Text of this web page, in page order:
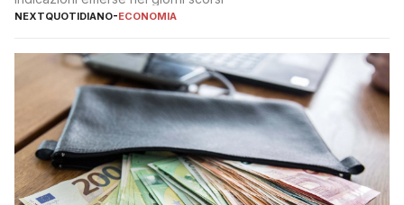
NEXTQUOTIDIANO-ECONOMIA